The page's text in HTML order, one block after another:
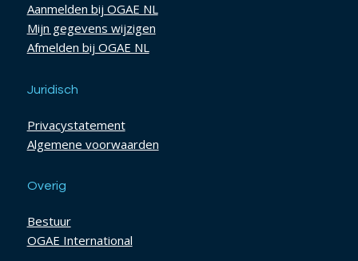
Aanmelden bij OGAE NL
Mijn gegevens wijzigen
Afmelden bij OGAE NL
Juridisch
Privacystatement
Algemene voorwaarden
Overig
Bestuur
OGAE International